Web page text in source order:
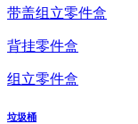
带盖组立零件盒
背挂零件盒
组立零件盒
垃圾桶